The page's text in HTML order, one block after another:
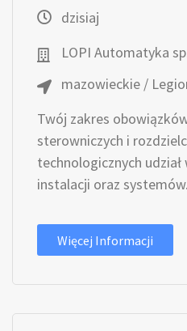
dzisiaj
LOPI Automatyka
mazowieckie /
Twój zakres
sterowniczych i
technologicznych
instalacji oraz
Więcej Informacji